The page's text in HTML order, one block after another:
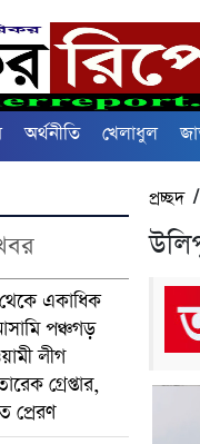
অর্থনীতি খেলাধুল
একাধিক
পঞ্চগড়
লীগ
গ্রেপ্তার,
প্রেরণ
প্রচ্ছদ